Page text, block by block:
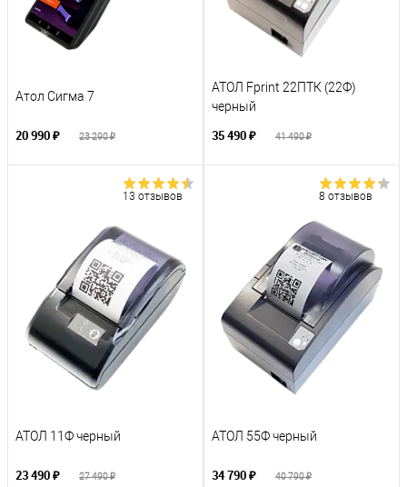
Атол Сигма 7
20 990 ₽ 23 290 ₽
АТОЛ Fprint 22ПТК (22Ф)
черный
35 490 ₽ 41 490 ₽
13 отзывов
АТОЛ 11Ф черный
23 490 ₽ 27 490 ₽
8 отзывов
АТОЛ 55Ф черный
34 790 ₽ 40 790 ₽